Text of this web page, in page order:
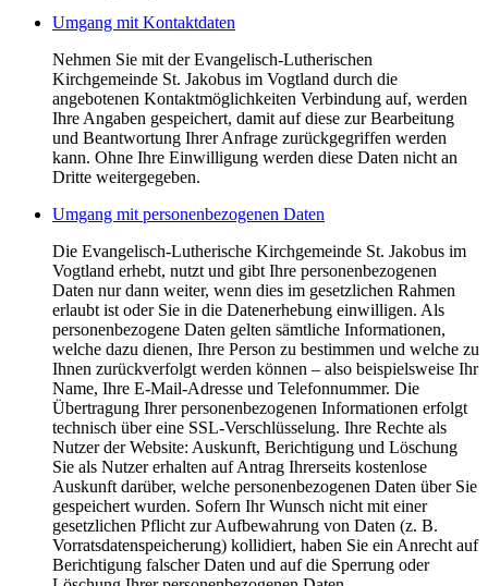
Umgang mit Kontaktdaten
Nehmen Sie mit der Evangelisch-Lutherischen
Kirchgemeinde St. Jakobus im Vogtland durch die
angebotenen Kontaktmöglichkeiten Verbindung auf, werden
Ihre Angaben gespeichert, damit auf diese zur Bearbeitung
und Beantwortung Ihrer Anfrage zurückgegriffen werden
kann. Ohne Ihre Einwilligung werden diese Daten nicht an
Dritte weitergegeben.
Umgang mit personenbezogenen Daten
Die Evangelisch-Lutherische Kirchgemeinde St. Jakobus im
Vogtland erhebt, nutzt und gibt Ihre personenbezogenen
Daten nur dann weiter, wenn dies im gesetzlichen Rahmen
erlaubt ist oder Sie in die Datenerhebung einwilligen. Als
personenbezogene Daten gelten sämtliche Informationen,
welche dazu dienen, Ihre Person zu bestimmen und welche zu
Ihnen zurückverfolgt werden können – also beispielsweise Ihr
Name, Ihre E-Mail-Adresse und Telefonnummer. Die
Übertragung Ihrer personenbezogenen Informationen erfolgt
technisch über eine SSL-Verschlüsselung. Ihre Rechte als
Nutzer der Website: Auskunft, Berichtigung und Löschung
Sie als Nutzer erhalten auf Antrag Ihrerseits kostenlose
Auskunft darüber, welche personenbezogenen Daten über Sie
gespeichert wurden. Sofern Ihr Wunsch nicht mit einer
gesetzlichen Pflicht zur Aufbewahrung von Daten (z. B.
Vorratsdatenspeicherung) kollidiert, haben Sie ein Anrecht auf
Berichtigung falscher Daten und auf die Sperrung oder